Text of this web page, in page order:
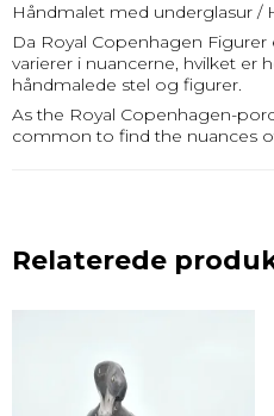
Håndmalet med underglasur /
Da Royal Copenhagen Figurer
varierer i nuancerne, hvilket er
håndmalede stel og figurer.
As the Royal Copenhagen-
common to find the nuances
Relaterede